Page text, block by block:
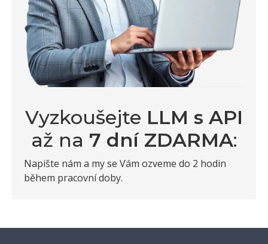
Vyzkoušejte LLM s API
až na 7 dní ZDARMA:
Napište nám a my se Vám ozveme do 2 hodin
během pracovní doby.